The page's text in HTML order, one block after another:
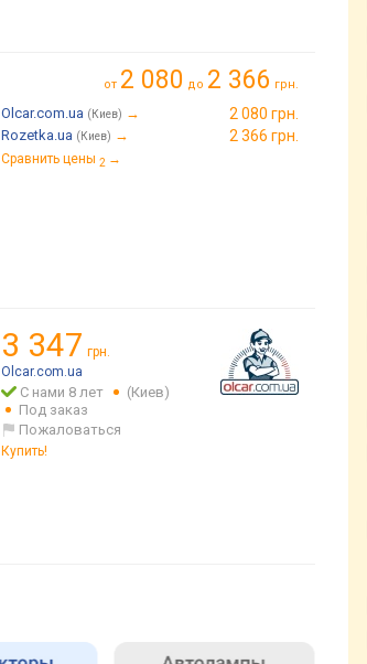
от 2 080 до 2 366 грн.
Olcar.com.ua (Киев) → 2 080 грн.
Rozetka.ua (Киев) → 2 366 грн.
Сравнить цены 2 →
3 347 грн.
Olcar.com.ua
С нами 8 лет
(Киев)
Под заказ
Пожаловаться
Купить!